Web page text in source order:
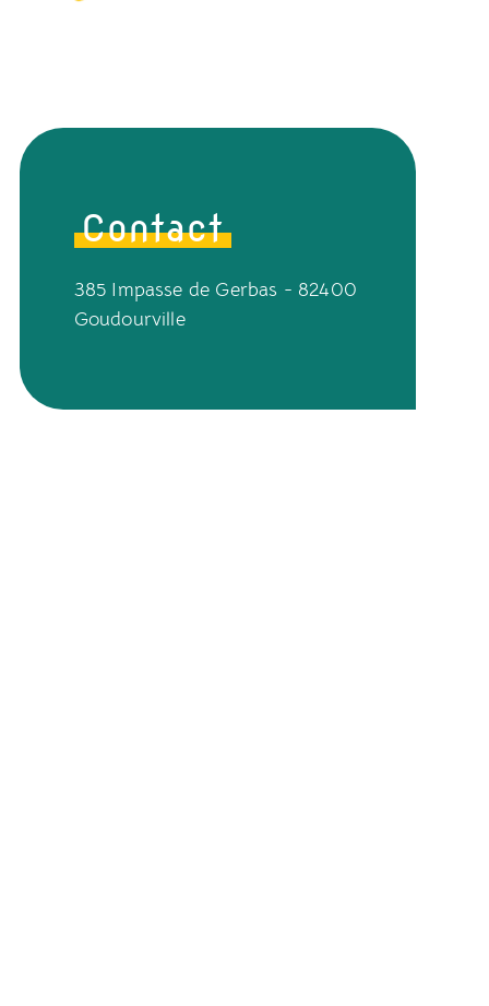
Contact
385 Impasse de Gerbas - 82400
Goudourville